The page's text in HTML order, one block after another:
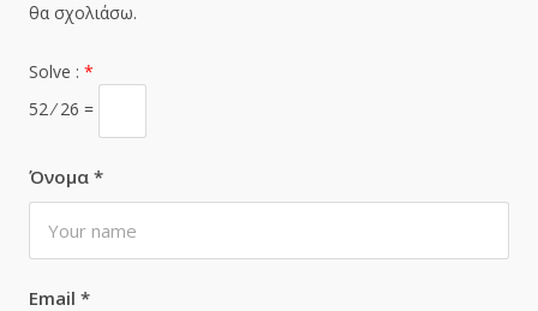
Όνομα *
Email *
θα σχολιάσω.
Solve : *
52 ⁄ 26 =